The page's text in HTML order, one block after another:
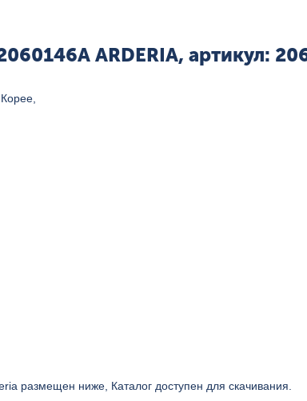
ARDERIA, артикул:
размещен ниже, Каталог доступен для скачивания.